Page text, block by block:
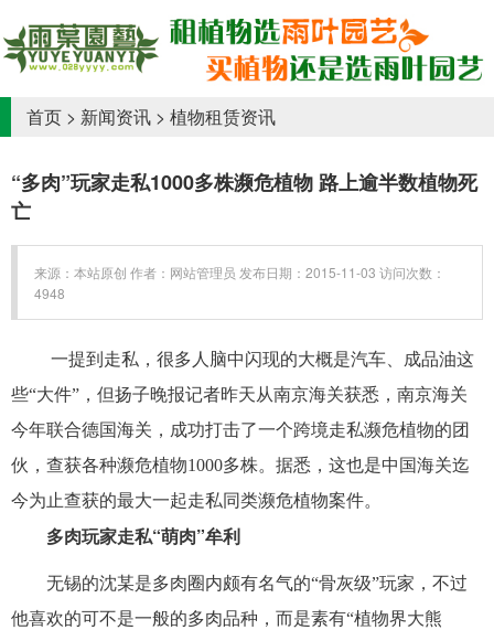
首页 > 新闻资讯 > 植物租赁资讯
“多肉”玩家走私1000多株濒危植物 路上逾半数植物死
亡
来源：本站原创 作者：网站管理员 发布日期：2015-11-03 访问次数：
4948
一提到走私，很多人脑中闪现的大概是汽车、成品油这
些“大件”，但扬子晚报记者昨天从南京海关获悉，南京海关
今年联合德国海关，成功打击了一个跨境走私濒危植物的团
伙，查获各种濒危植物1000多株。据悉，这也是中国海关迄
今为止查获的最大一起走私同类濒危植物案件。
多肉玩家走私“萌肉”牟利
无锡的沈某是多肉圈内颇有名气的“骨灰级”玩家，不过
他喜欢的可不是一般的多肉品种，而是素有“植物界大熊